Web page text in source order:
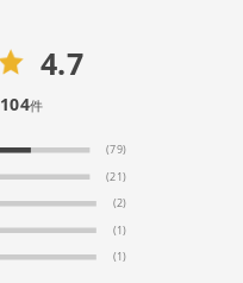
4.7
104件
(79)
(21)
(2)
(1)
(1)